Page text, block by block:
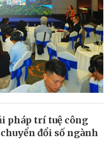
pháp trí tuệ công
đổi số ngành